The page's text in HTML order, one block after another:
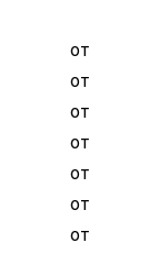
от
от
от
от
от
от
от